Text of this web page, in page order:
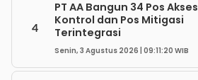
4
PT AA Bangun 34 Pos Akses
Kontrol dan Pos Mitigasi
Terintegrasi
Senin, 3 Agustus 2026 | 09:11:20 WIB